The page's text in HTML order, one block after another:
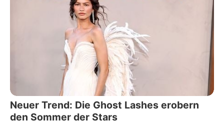
Neuer Trend: Die Ghost Lashes erobern
den Sommer der Stars